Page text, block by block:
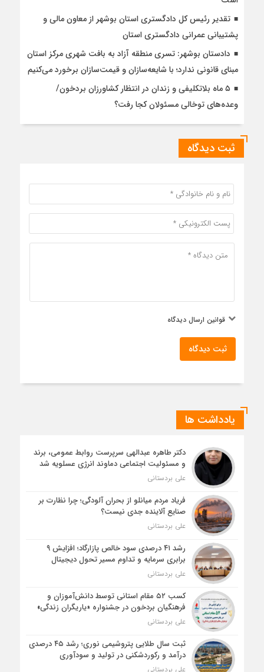
تقدیر رئیس کل دادگستری استان بوشهر از معاون مالی و
پشتیبانی عمرانی دادگستری استان
دادستان بوشهر: تسری منطقه آزاد به بافت شهری مرکز استان
مبنای قانونی ندارد؛ با شایعه‌سازان و قیمت‌سازان برخورد می‌کنیم
۵ ماه بلاتکلیفی و زندان در انتظار کشاورزان بردخون/
وعده‌های توخالی مسئولان کجا رفت؟
ثبت دیدگاه
قوانین ارسال دیدگاه
ثبت دیدگاه
یادداشت ها
دکتر طاهره عبدالهی سرپرست روابط عمومی، برند
و مسئولیت اجتماعی دماوند انرژی عسلویه شد
علی بردستانی
فریاد مردم میانلو از بحران آلودگی؛ چرا نظارت بر
صنایع آلاینده جدی نیست؟
علی بردستانی
رشد ۴۱ درصدی سود خالص پازارگاد؛ افزایش ۹
برابری سرمایه و تداوم مسیر تحول دیجیتال
علی بردستانی
کسب ۵۲ مقام استانی توسط دانش‌آموزان و
فرهنگیان بردخون در جشنواره «یاریگران زندگی»
علی بردستانی
ثبت سال طلایی پتروشیمی نوری؛ رشد ۴۵ درصدی
درآمد و رکوردشکنی در تولید و سودآوری
علی بردستانی